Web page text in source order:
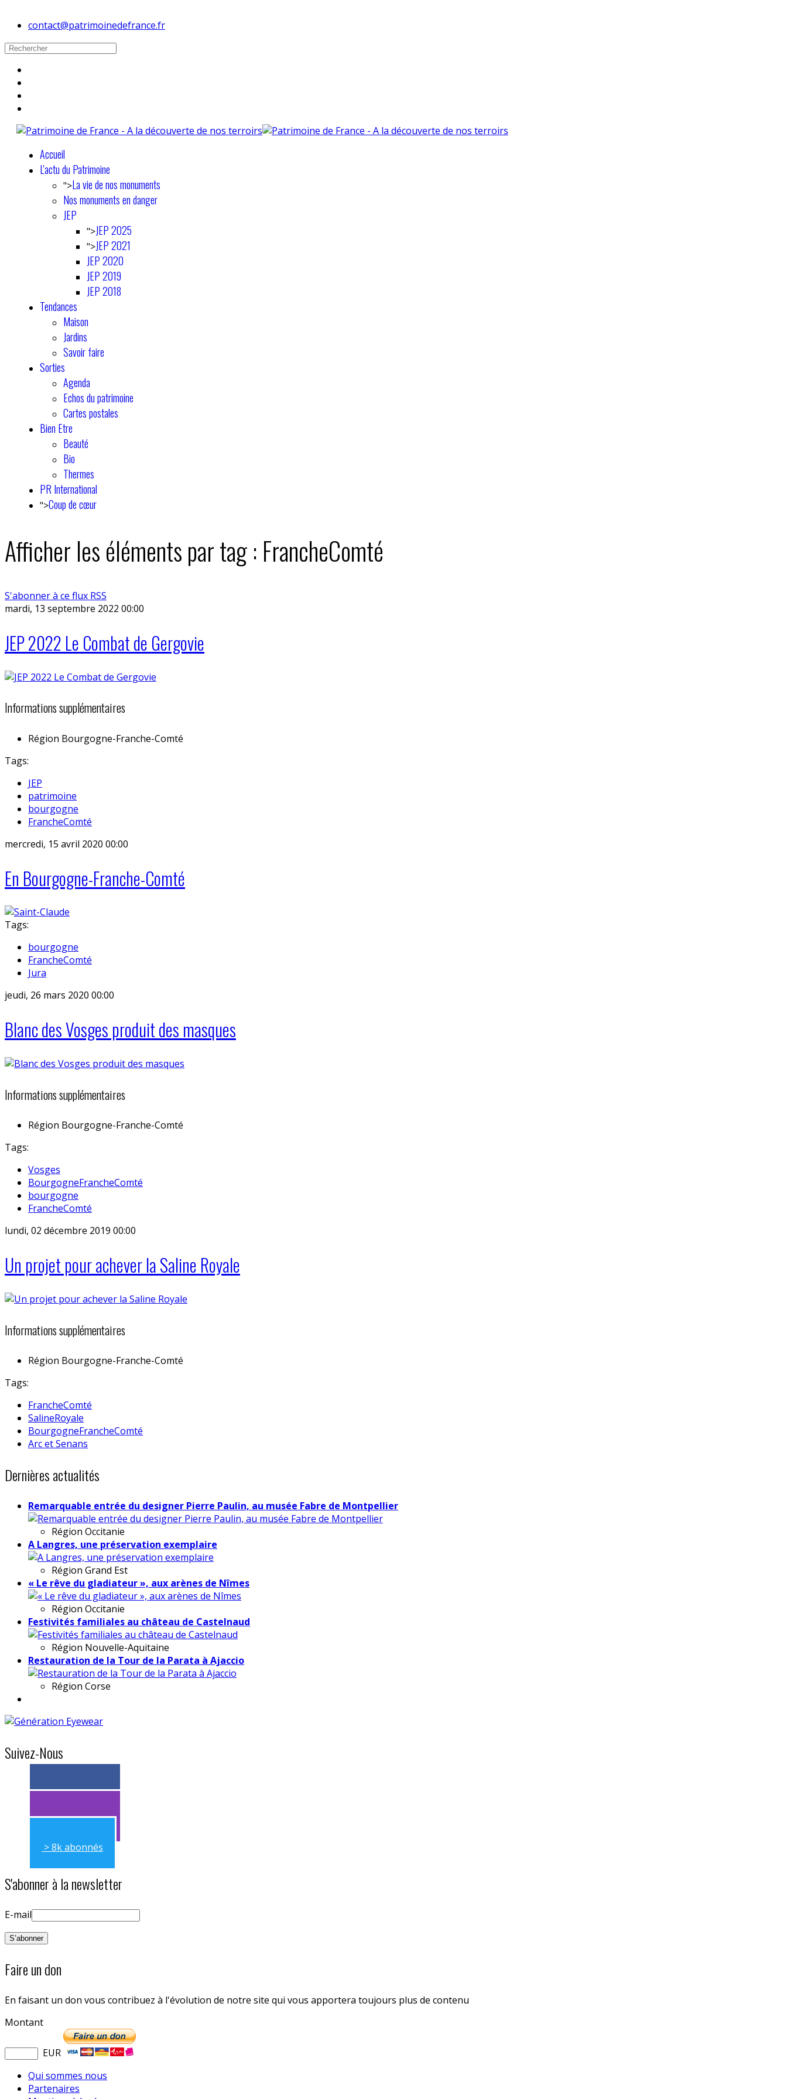
contact@patrimoinedefrance.fr
Accueil
L'actu du Patrimoine
">La vie de nos monuments
Nos monuments en danger
JEP
">JEP 2025
">JEP 2021
JEP 2020
JEP 2019
JEP 2018
Tendances
Maison
Jardins
Savoir faire
Sorties
Agenda
Echos du patrimoine
Cartes postales
Bien Etre
Beauté
Bio
Thermes
PR International
">Coup de cœur
Afficher les éléments par tag : FrancheComté
S'abonner à ce flux RSS
mardi, 13 septembre 2022 00:00
JEP 2022 Le Combat de Gergovie
Informations supplémentaires
Région Bourgogne-Franche-Comté
Tags:
JEP
patrimoine
bourgogne
FrancheComté
mercredi, 15 avril 2020 00:00
En Bourgogne-Franche-Comté
Tags:
bourgogne
FrancheComté
Jura
jeudi, 26 mars 2020 00:00
Blanc des Vosges produit des masques
Informations supplémentaires
Région Bourgogne-Franche-Comté
Tags:
Vosges
BourgogneFrancheComté
bourgogne
FrancheComté
lundi, 02 décembre 2019 00:00
Un projet pour achever la Saline Royale
Informations supplémentaires
Région Bourgogne-Franche-Comté
Tags:
FrancheComté
SalineRoyale
BourgogneFrancheComté
Arc et Senans
Dernières actualités
Remarquable entrée du designer Pierre Paulin, au musée Fabre de Montpellier
Région Occitanie
A Langres, une préservation exemplaire
Région Grand Est
« Le rêve du gladiateur », aux arènes de Nîmes
Région Occitanie
Festivités familiales au château de Castelnaud
Région Nouvelle-Aquitaine
Restauration de la Tour de la Parata à Ajaccio
Région Corse
Suivez-Nous
> 11k abonnés
> 11k abonnés
> 8k abonnés
S'abonner à la newsletter
E-mail
Faire un don
En faisant un don vous contribuez à l'évolution de notre site qui vous apportera toujours plus de contenu
Montant
EUR
Qui sommes nous
Partenaires